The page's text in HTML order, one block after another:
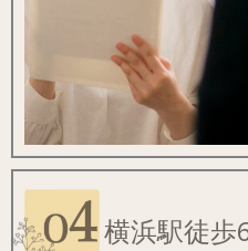
横浜駅徒歩